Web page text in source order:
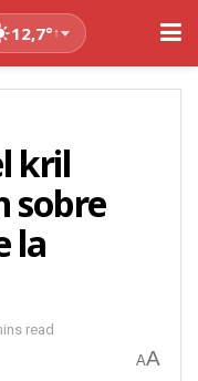
12,7°↑
kril
sobre
la
read
AA